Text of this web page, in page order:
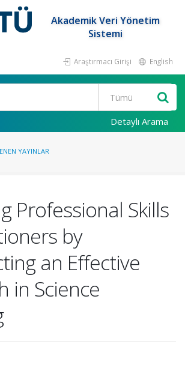
Akademik Veri Yönetim
Sistemi
Araştırmacı Girişi English
Detaylı Arama
YAYINLAR
Professional Skills
by
an Effective
in Science